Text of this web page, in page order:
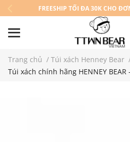
FREESHIP TỐI ĐA 30K CHO
Trang chủ / Túi xách Henney Bear
Túi xách chính hãng HENNEY BEAR